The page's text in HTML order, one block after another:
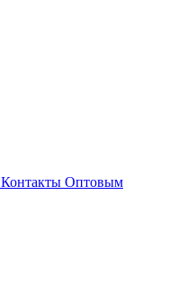
Контакты Оптовым